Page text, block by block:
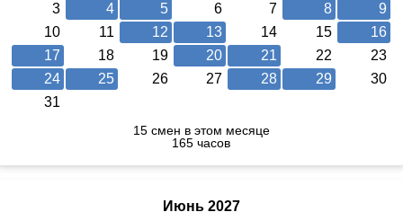
3
4 5 6 7 8
9
10
11 12 13 14 15
16
17
18 19 20 21 22
23
24
25 26 27 28 29
30
31
15 смен в этом месяце
165 часов
Июнь 2027